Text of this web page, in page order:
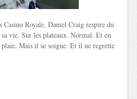
Casino Royale, Daniel Craig respire du
vie. Sur les plateaux. Normal. Et en
plaie. Mais il se soigne. Et il ne regrette